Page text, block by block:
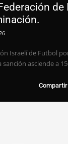
de
Israelí de Futbol
asciende a